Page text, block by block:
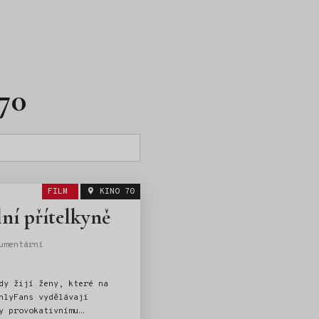
FILM KINO 70
přítelkyně
žijí ženy, které na
vydělávají
provokativnímu